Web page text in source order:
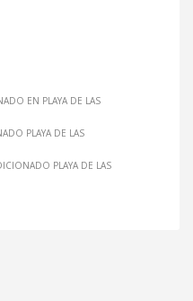
EN PLAYA DE LAS
PLAYA DE LAS
PLAYA DE LAS